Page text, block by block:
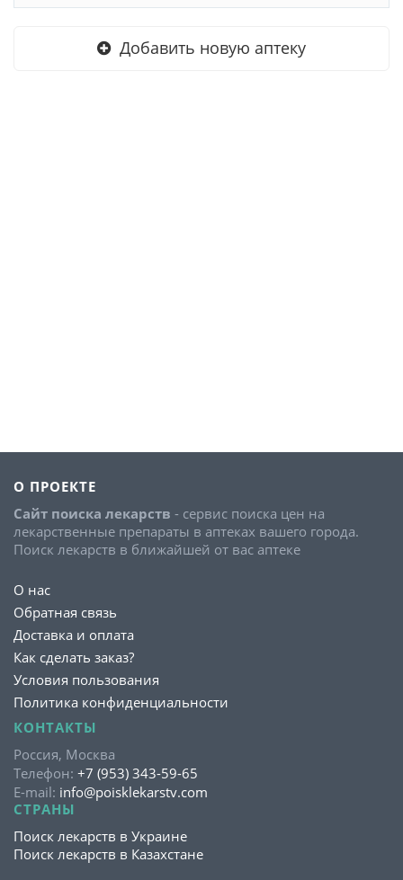
Добавить новую аптеку
О ПРОЕКТЕ
Сайт поиска лекарств - сервис поиска цен на
лекарственные препараты в аптеках вашего города.
Поиск лекарств в ближайшей от вас аптеке
О нас
Обратная связь
Доставка и оплата
Как сделать заказ?
Условия пользования
Политика конфиденциальности
КОНТАКТЫ
Россия, Москва
Телефон: +7 (953) 343-59-65
E-mail: info@poisklekarstv.com
СТРАНЫ
Поиск лекарств в Украине
Поиск лекарств в Казахстане